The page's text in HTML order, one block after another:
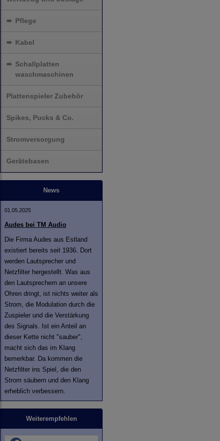
➨ Pflege
➨ Kabel
➨ Schallplatten
waschmaschinen
Plattenspieler Zubehör
Spikes, Pucks & Co.
Stromversorgung
Gerätebasen
News
01.05.2025
Audes bei TM Audio
Die Firma Audes aus Estland
existiert bereits seit 1936. Dort
werden Lautsprecher und
Netzfilter hergestellt. Was aus
den Lautsprechern an unsere
Ohren dringt, ist nichts weiter als
Strom, die Modulation durch die
Zuspieler und die Verstärkung
des Signals. Ist ein Anteil an
dieser Kette nicht "sauber",
macht sich das im Klang
bemerkbar. Da kommen die
Netzfilter ins Spiel, die den
Strom säubern und den Klang
erheblich verbessern.
Weiterempfehlen